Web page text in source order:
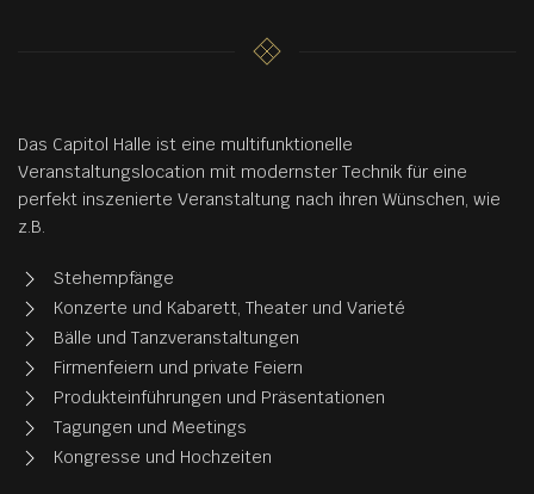
Das Capitol Halle ist eine multifunktionelle
Veranstaltungslocation mit modernster Technik für eine
perfekt inszenierte Veranstaltung nach ihren Wünschen, wie
z.B.
Stehempfänge
Konzerte und Kabarett, Theater und Varieté
Bälle und Tanzveranstaltungen
Firmenfeiern und private Feiern
Produkteinführungen und Präsentationen
Tagungen und Meetings
Kongresse und Hochzeiten